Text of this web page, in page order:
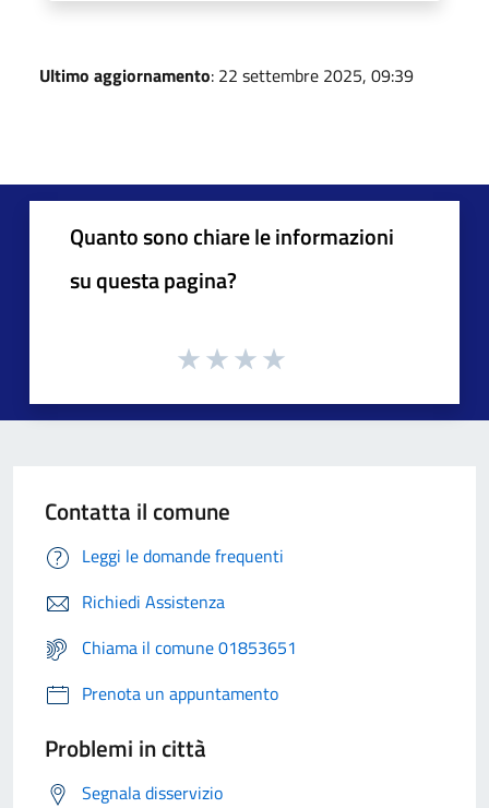
Ultimo aggiornamento: 22 settembre 2025, 09:39
Quanto sono chiare le informazioni
su questa pagina?
Contatta il comune
Leggi le domande frequenti
Richiedi Assistenza
Chiama il comune 01853651
Prenota un appuntamento
Problemi in città
Segnala disservizio